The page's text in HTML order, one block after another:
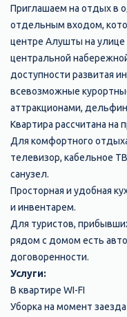
Приглашаем на отдых в
отдельным входом,
центре Алушты на
центральной
доступности развитая
всевозможные
аттракционами,
Квартира рассчитана на
Для комфортного
телевизор, кабельное
санузел.
Просторная и удобная
и инвентарем.
Для туристов,
рядом с домом есть
договоренности.
Услуги:
В квартире WI-FI
Уборка на момент заезда